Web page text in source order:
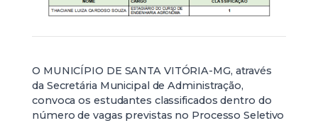
O MUNICÍPIO DE SANTA VITÓRIA-MG, através
da Secretária Municipal de Administração,
convoca os estudantes classificados dentro do
número de vagas previstas no Processo Seletivo